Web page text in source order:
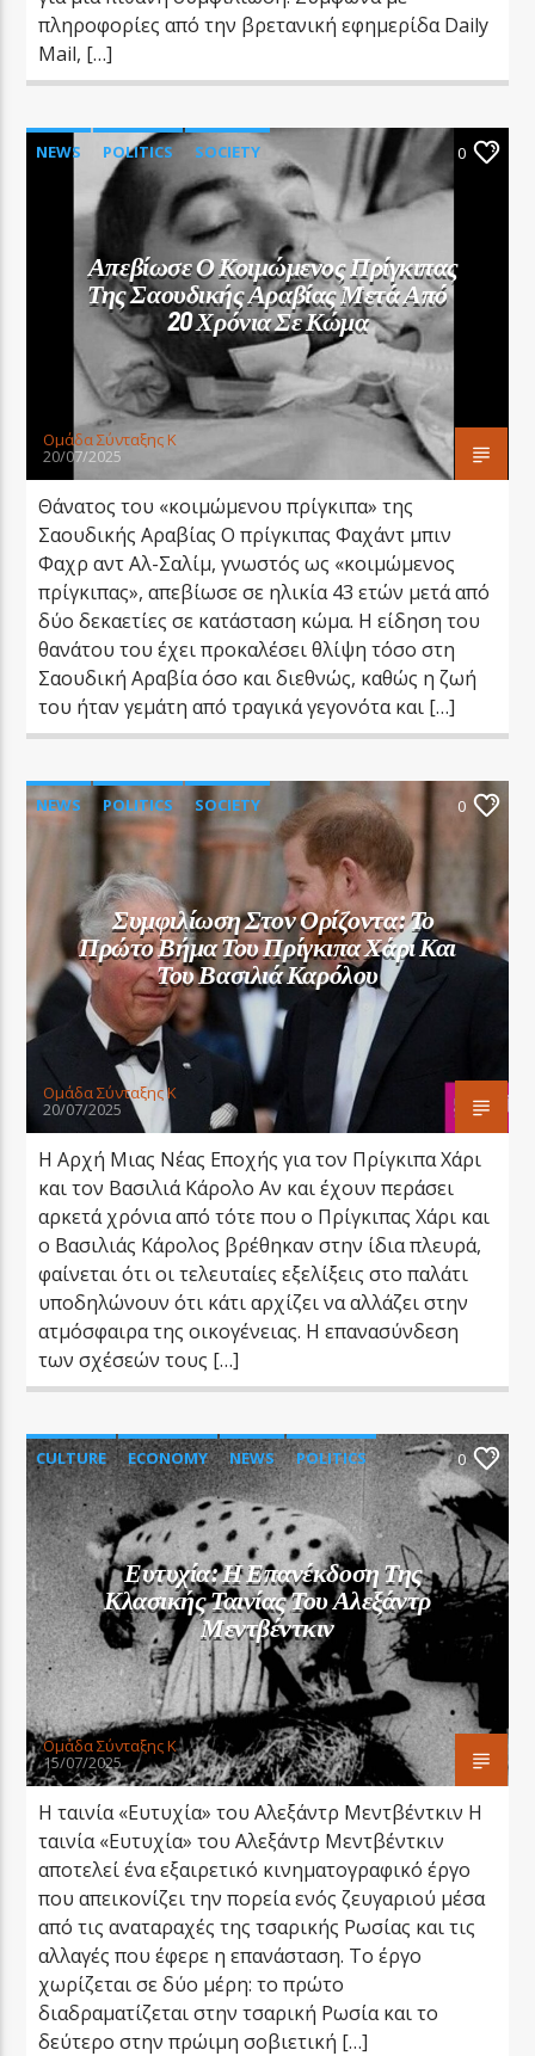
πληροφορίες από την βρετανική εφημερίδα Daily
Mail, […]
NEWS POLITICS
SOCIETY
WORLD NEWS
0
Απεβίωσε Ο Κοιμώμενος Πρίγκιπας
Της Σαουδικής Αραβίας Μετά Από
20 Χρόνια Σε Κώμα
Oμάδα Σύνταξης Κ
20/07/2025
Θάνατος του «κοιμώμενου πρίγκιπα» της
Σαουδικής Αραβίας Ο πρίγκιπας Φαχάντ μπιν
Φαχρ αντ Αλ-Σαλίμ, γνωστός ως «κοιμώμενος
πρίγκιπας», απεβίωσε σε ηλικία 43 ετών μετά από
δύο δεκαετίες σε κατάσταση κώμα. Η είδηση του
θανάτου του έχει προκαλέσει θλίψη τόσο στη
Σαουδική Αραβία όσο και διεθνώς, καθώς η ζωή
του ήταν γεμάτη από τραγικά γεγονότα και […]
NEWS POLITICS SOCIETY 0
Συμφιλίωση Στον Ορίζοντα: Το
Πρώτο Βήμα Του Πρίγκιπα Χάρι Και
Του Βασιλιά Καρόλου
Oμάδα Σύνταξης Κ
20/07/2025
Η Αρχή Μιας Νέας Εποχής για τον Πρίγκιπα Χάρι
και τον Βασιλιά Κάρολο Αν και έχουν περάσει
αρκετά χρόνια από τότε που ο Πρίγκιπας Χάρι και
ο Βασιλιάς Κάρολος βρέθηκαν στην ίδια πλευρά,
φαίνεται ότι οι τελευταίες εξελίξεις στο παλάτι
υποδηλώνουν ότι κάτι αρχίζει να αλλάζει στην
ατμόσφαιρα της οικογένειας. Η επανασύνδεση
των σχέσεών τους […]
CULTURE ECONOMY NEWS
POLITICS
SOCIETY
0
Ευτυχία: Η Επανέκδοση Της
Κλασικής Ταινίας Του Αλεξάντρ
Μεντβέντκιν
Oμάδα Σύνταξης Κ
15/07/2025
Η ταινία «Ευτυχία» του Αλεξάντρ Μεντβέντκιν Η
ταινία «Ευτυχία» του Αλεξάντρ Μεντβέντκιν
αποτελεί ένα εξαιρετικό κινηματογραφικό έργο
που απεικονίζει την πορεία ενός ζευγαριού μέσα
από τις αναταραχές της τσαρικής Ρωσίας και τις
αλλαγές που έφερε η επανάσταση. Το έργο
χωρίζεται σε δύο μέρη: το πρώτο
διαδραματίζεται στην τσαρική Ρωσία και το
δεύτερο στην πρώιμη σοβιετική […]